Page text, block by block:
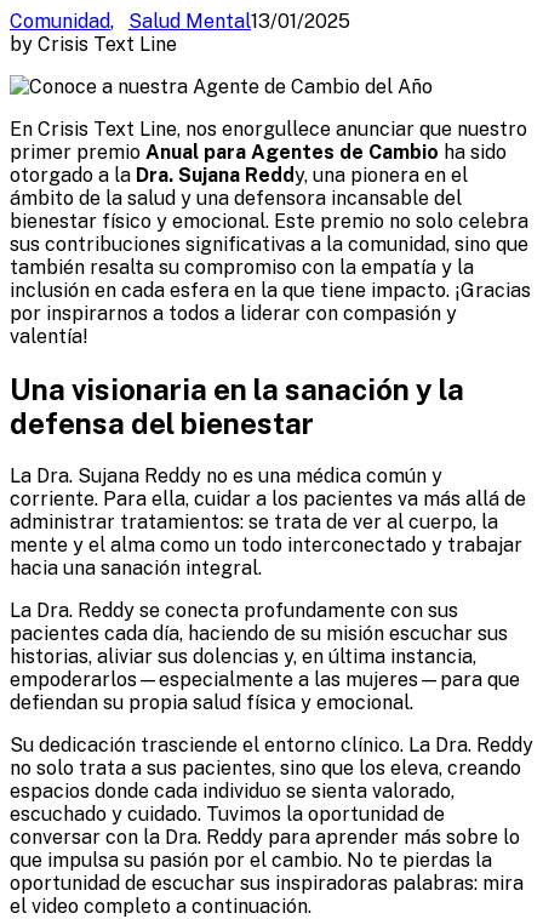
Comunidad, Salud Mental13/01/2025
by Crisis Text Line
En Crisis Text Line, nos enorgullece anunciar que nuestro
primer premio Anual para Agentes de Cambio ha sido
otorgado a la Dra. Sujana Reddy, una pionera en el
ámbito de la salud y una defensora incansable del
bienestar físico y emocional. Este premio no solo celebra
sus contribuciones significativas a la comunidad, sino que
también resalta su compromiso con la empatía y la
inclusión en cada esfera en la que tiene impacto. ¡Gracias
por inspirarnos a todos a liderar con compasión y
valentía!
Una visionaria en la sanación y la
defensa del bienestar
La Dra. Sujana Reddy no es una médica común y
corriente. Para ella, cuidar a los pacientes va más allá de
administrar tratamientos: se trata de ver al cuerpo, la
mente y el alma como un todo interconectado y trabajar
hacia una sanación integral.
La Dra. Reddy se conecta profundamente con sus
pacientes cada día, haciendo de su misión escuchar sus
historias, aliviar sus dolencias y, en última instancia,
empoderarlos—especialmente a las mujeres—para que
defiendan su propia salud física y emocional.
Su dedicación trasciende el entorno clínico. La Dra. Reddy
no solo trata a sus pacientes, sino que los eleva, creando
espacios donde cada individuo se sienta valorado,
escuchado y cuidado. Tuvimos la oportunidad de
conversar con la Dra. Reddy para aprender más sobre lo
que impulsa su pasión por el cambio. No te pierdas la
oportunidad de escuchar sus inspiradoras palabras: mira
el video completo a continuación.